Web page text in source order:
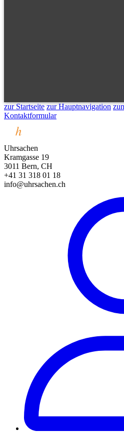
zur Startseite zur Hauptnavigation
Kontaktformular
Uhrsachen
Kramgasse 19
3011 Bern, CH
+41 31 318 01 18
info@uhrsachen.ch